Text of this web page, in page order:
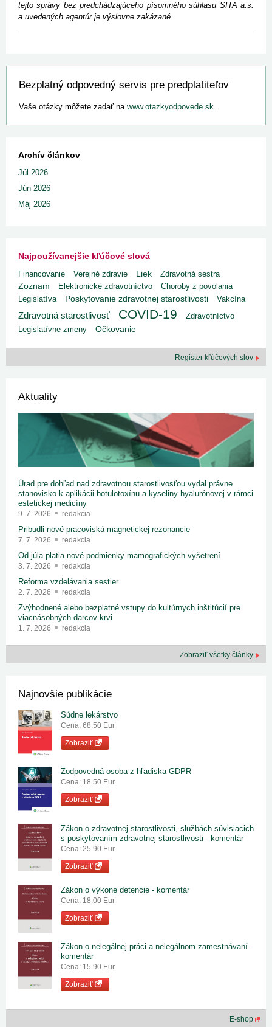
tejto správy bez predchádzajúceho písomného súhlasu SITA a.s.
a uvedených agentúr je výslovne zakázané.
Bezplatný odpovedný servis pre predplatiteľov
Vaše otázky môžete zadať na www.otazkyodpovede.sk.
Archív článkov
Júl 2026
Jún 2026
Máj 2026
Najpoužívanejšie kľúčové slová
Financovanie Verejné zdravie Liek
Zdravotná sestra
Zoznam
Elektronické zdravotníctvo
Choroby z povolania
Legislatíva
Poskytovanie zdravotnej starostlivosti Vakcína
Zdravotná starostlivosť COVID-19
Zdravotníctvo
Legislatívne zmeny
Očkovanie
Register kľúčových slov
Aktuality
Úrad pre dohľad nad zdravotnou starostlivosťou vydal právne
stanovisko k aplikácii botulotoxínu a kyseliny hyalurónovej v rámci
estetickej medicíny
9. 7. 2026 redakcia
Pribudli nové pracoviská magnetickej rezonancie
7. 7. 2026 redakcia
Od júla platia nové podmienky mamografických vyšetrení
3. 7. 2026 redakcia
Reforma vzdelávania sestier
2. 7. 2026 redakcia
Zvýhodnené alebo bezplatné vstupy do kultúrnych inštitúcií pre
viacnásobných darcov krvi
1. 7. 2026 redakcia
Zobraziť všetky články
Najnovšie publikácie
Súdne lekárstvo
Cena: 68.50 Eur
Zobraziť
Zodpovedná osoba z hľadiska GDPR
Cena: 18.50 Eur
Zobraziť
Zákon o zdravotnej starostlivosti, službách súvisiacich
s poskytovaním zdravotnej starostlivosti - komentár
Cena: 25.90 Eur
Zobraziť
Zákon o výkone detencie - komentár
Cena: 18.00 Eur
Zobraziť
Zákon o nelegálnej práci a nelegálnom zamestnávaní -
komentár
Cena: 15.90 Eur
Zobraziť
E-shop